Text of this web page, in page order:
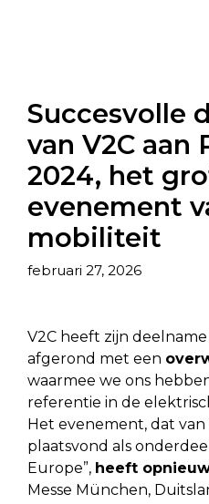
Succesvolle
van V2C aan
2024, het
evenement
mobiliteit
februari 27, 2026
V2C heeft zijn
afgerond met een
waarmee we ons
referentie in de
Het evenement, dat van
plaatsvond als
Europe”, heeft
Messe München,